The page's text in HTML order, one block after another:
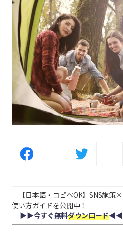
【日本語・コピペOK】SNS施策
使い方ガイドを公開中！
▶︎▶︎今すぐ無料ダウンロード◀︎◀︎